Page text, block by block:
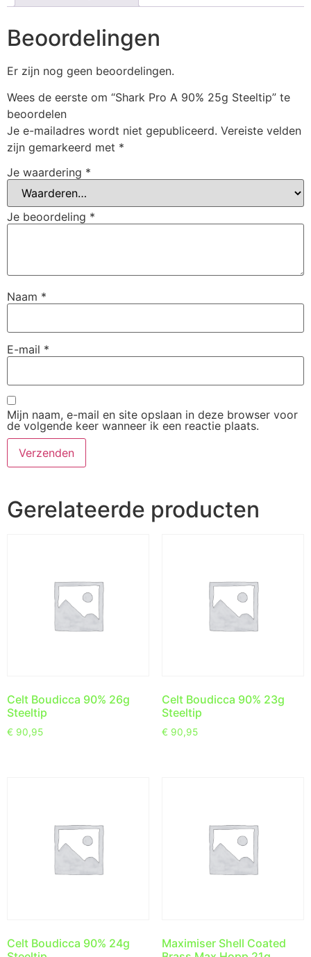
Beoordelingen
Er zijn nog geen beoordelingen.
Wees de eerste om “Shark Pro A 90% 25g Steeltip” te
beoordelen
Je e-mailadres wordt niet gepubliceerd. Vereiste velden
zijn gemarkeerd met *
Je waardering *
Je beoordeling *
Naam *
E-mail *
Mijn naam, e-mail en site opslaan in deze browser voor
de volgende keer wanneer ik een reactie plaats.
Gerelateerde producten
Celt Boudicca 90% 26g
Steeltip
€ 90,95
Celt Boudicca 90% 23g
Steeltip
€ 90,95
Celt Boudicca 90% 24g
Maximiser Shell Coated